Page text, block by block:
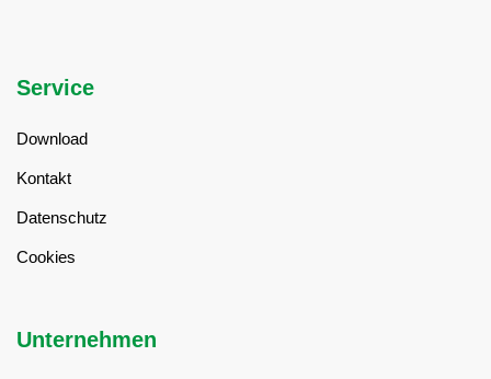
Service
Download
Kontakt
Datenschutz
Cookies
Unternehmen